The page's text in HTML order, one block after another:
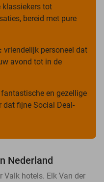
klassiekers tot
bereid met pure
vriendelijk personeel dat
avond tot in de
fantastische en gezellige
dat fijne Social Deal-
Nederland
Valk hotels. Elk Van der